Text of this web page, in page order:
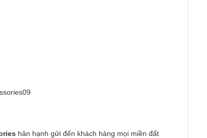
hân hạnh gửi đến khách hàng mọi miền đất